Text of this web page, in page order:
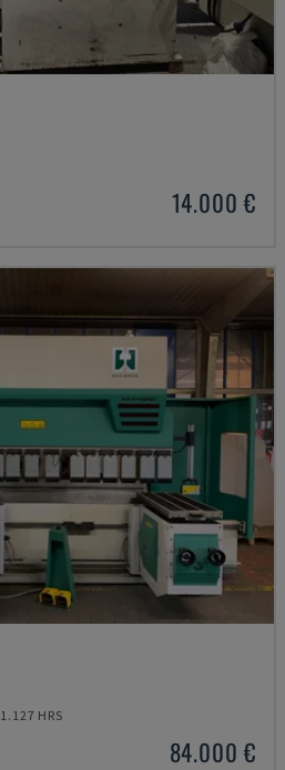
14.000 €
1.127 HRS
84.000 €